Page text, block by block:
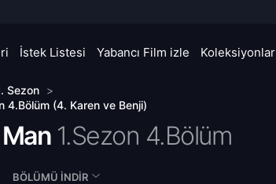
İstek Listesi Yabancı Film izle Koleksiyonlar
Sezon >
4.Bölüm (4. Karen ve Benji)
1.Sezon 4.Bölüm
BÖLÜMÜ İNDIR